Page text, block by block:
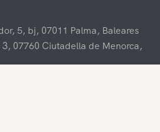
5, bj, 07011 Palma, Baleares
07760 Ciutadella de Menorca,